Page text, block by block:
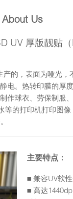
About Us
UV 厚版靓贴
的，表面为哑光
电。热转印膜的厚
作球衣、劳保制服
等的打印机打印图
主要特点：
■ 兼容UV软
■ 高达